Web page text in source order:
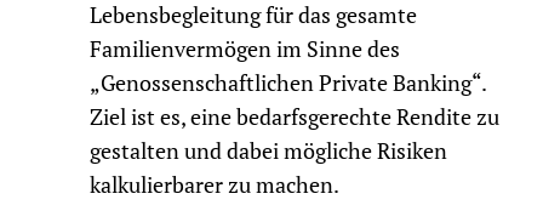
Lebensbegleitung für das gesamte
Familienvermögen im Sinne des
„Genossenschaftlichen Private Banking“.
Ziel ist es, eine bedarfsgerechte Rendite zu
gestalten und dabei mögliche Risiken
kalkulierbarer zu machen.